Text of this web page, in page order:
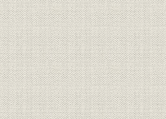
第1節 需要拡大と体制強化
第2節 技術向上への努力
第3節 知名度と企業イメージの上昇
第4節 利根川製紙工場の建設
第5節 組織・制度の補強と改革